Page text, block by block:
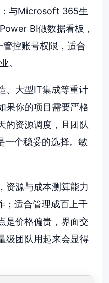
与Microsoft 365生
BI做数据看板，
控账号权限，适合
。
、大型IT集成等重计
果你的项目需要严格
的资源调度，且团队
一个稳妥的选择。敏
资源与成本测算能力
；适合管理成百上千
是价格偏贵，界面交
级团队用起来会显得